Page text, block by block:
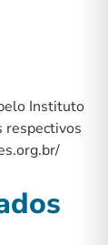
Instituto
respectivos